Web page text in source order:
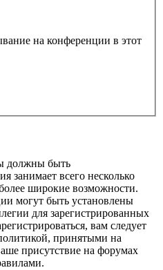
на конференции в этот
должны быть
занимает всего несколько
широкие возможности.
могут быть установлены
для зарегистрированных
вам следует
принятыми на
присутствие на форумах